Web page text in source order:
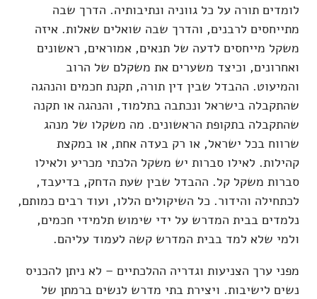
לומדים תורה על כל גווניה ונתיבותיה. הדרך שבה
מתייחסים לרבנים, והדרך שבה שואלים שאלות. איזה
משקל מייחסים לדעה של תנאים, אמוראים, ראשונים
ואחרונים, וכיצד משערים את משקלם של הרוב
והמיעוט. ההבדל שבין דין תורה, תקנת חכמים והנהגה
שהתקבלה בישראל ונכתבה בתלמוד, והנהגה או תקנה
שהתקבלה בתקופת הראשונים. מה משקלו של מנהג
שרווח בכל ישראל, או רק בעדה אחת, או במקצת
קהילות. לאילו סברות יש משקל הלכתי מכריע ולאילו
סברות משקל קל. ההבדל שבין שעת הדחק, בדיעבד,
לכתחילה והידור. כל השיקולים הללו, ועוד רבים כמותם,
נלמדים בבית המדרש על ידי שימוש תלמידי חכמים,
ולמי שלא למד בבית המדרש קשה לעמוד עליהם.
מפני ערך הצניעות וגדריה ההלכתיים – לא ניתן להכניס
נשים לישיבות. ויצירת בתי מדרש לנשים ברמתן של